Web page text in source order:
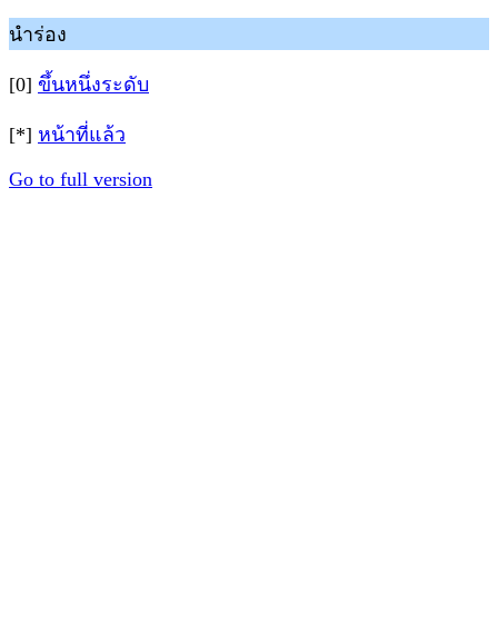
นำร่อง
[0] ขึ้นหนึ่งระดับ
[*] หน้าที่แล้ว
Go to full version